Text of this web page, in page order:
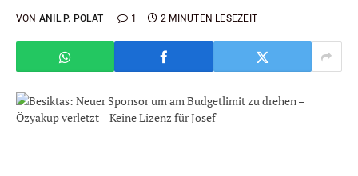
VON ANIL P. POLAT 1 2 MINUTEN LESEZEIT